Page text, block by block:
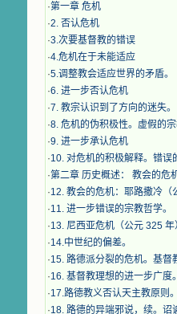
·第一章 危机
·2. 否认危机
·3.次要基督教的错误
·4.危机在于未能适应
·5.调整教会适应世界的矛盾。
·6. 进一步否认危机
·7. 教宗认识到了方向的迷失。
·8. 危机的伪积极性。虚假的
·9. 进一步承认危机
·10. 对危机的积极解释。错误
·第二章 历史概述： 教会的危
·12. 教会的危机：耶路撒冷（
·11. 进一步错误的宗教哲学。
·13. 尼西亚危机（公元 325 年
·14.中世纪的偏差。
·15. 路德派分裂的危机。基督
·16. 基督教理想的进一步广度
·17.路德教义否认天主教原则。
·18. 路德的异端邪说，续。诏